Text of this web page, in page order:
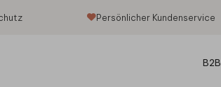
Persönlicher Kundenservice
B2B